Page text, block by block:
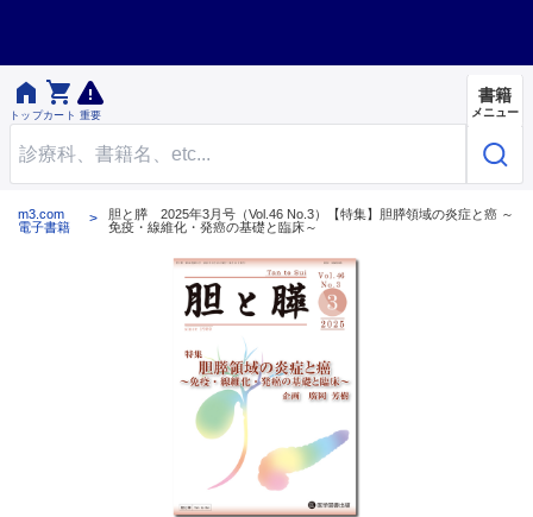

トップ

カート 重要
書籍
メニュー
m3.com
電子書籍
胆と膵 2025年3月号（Vol.46 No.3）【特集】胆膵領域の炎症と癌 ～
免疫・線維化・発癌の基礎と臨床～